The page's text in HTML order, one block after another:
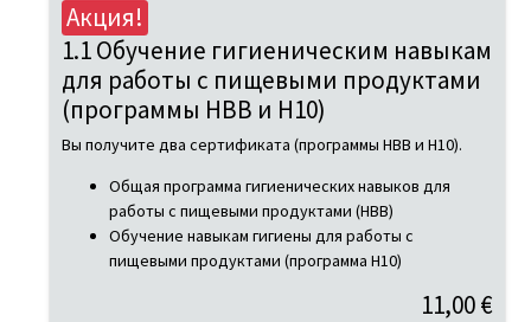
Акция!
1.1 Обучение гигиеническим навыкам
для работы с пищевыми продуктами
(программы HBB и H10)
Вы получите два сертификата (программы HBB и H10).
Общая программа гигиенических навыков для
работы с пищевыми продуктами (HBB)
Обучение навыкам гигиены для работы с
пищевыми продуктами (программа H10)
11,00 €